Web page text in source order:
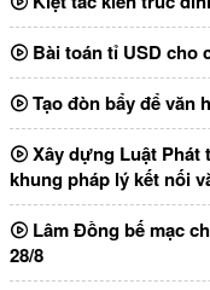
Bài toán tỉ USD cho
Tạo đòn bẩy để văn
Xây dựng Luật Phát
khung pháp lý kết nối
Lâm Đồng bế mạc
28/8